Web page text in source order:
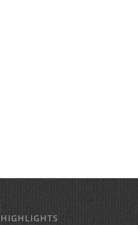
HIGHLIGHTS